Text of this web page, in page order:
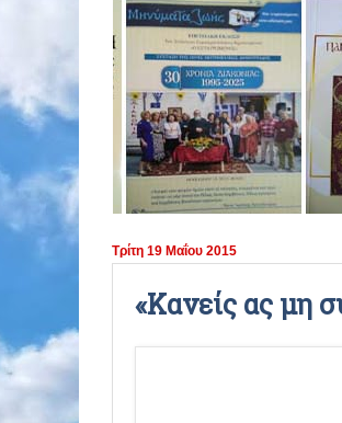
ΠΕΡΙΟΔΟΣ 2023 - 2024
ΠΕΡΙΟΔΟΣ 2022 - 2023
ΠΕΡΙΟΔΟΣ 2021 - 2022
ΠΕΡΙΟΔΟΣ 2020 - 2021
Τρίτη 19 Μαΐου 2015
«Κανείς ας μη